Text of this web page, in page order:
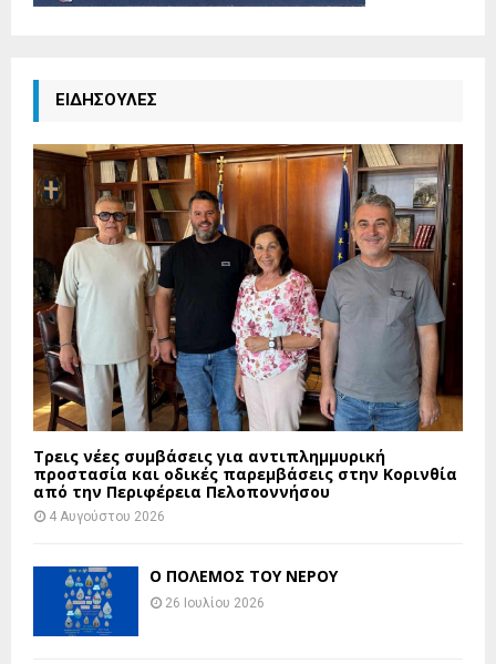
ΕΙΔΗΣΟΥΛΕΣ
Τρεις νέες συμβάσεις για αντιπλημμυρική
προστασία και οδικές παρεμβάσεις στην Κορινθία
από την Περιφέρεια Πελοποννήσου
4 Αυγούστου 2026
Ο ΠΟΛΕΜΟΣ ΤΟΥ ΝΕΡΟΥ
26 Ιουλίου 2026